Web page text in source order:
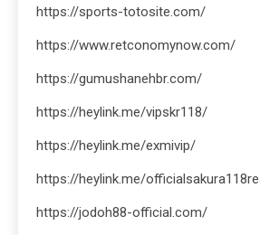
https://sports-totosite.com/
https://www.retconomynow.com/
https://gumushanehbr.com/
https://heylink.me/vipskr118/
https://heylink.me/exmivip/
https://heylink.me/
https://jodoh88-official.com/